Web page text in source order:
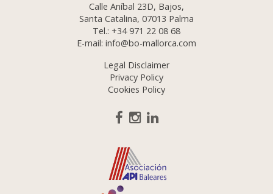
Calle Aníbal 23D, Bajos,
Santa Catalina, 07013 Palma
Tel.: +34 971 22 08 68
E-mail: info@bo-mallorca.com
Legal Disclaimer
Privacy Policy
Cookies Policy